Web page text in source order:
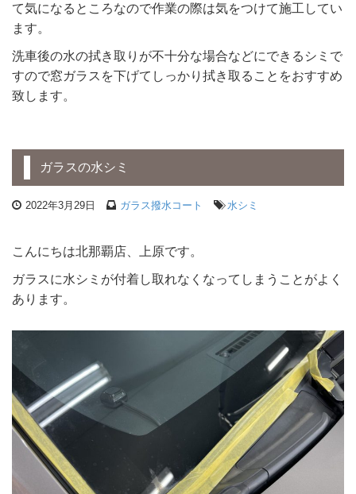
て気になるところなので作業の際は気をつけて施工してい
ます。
洗車後の水の拭き取りが不十分な場合などにできるシミで
すので窓ガラスを下げてしっかり拭き取ることをおすすめ
致します。
ガラスの水シミ
2022年3月29日 ガラス撥水コート 水シミ
こんにちは北那覇店、上原です。
ガラスに水シミが付着し取れなくなってしまうことがよく
あります。